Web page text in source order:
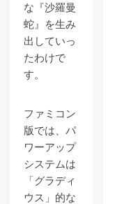
な『沙羅曼
蛇』を生み
出していっ
たわけで
す。
ファミコン
版では、パ
ワーアップ
システムは
「グラディ
ウス」的な